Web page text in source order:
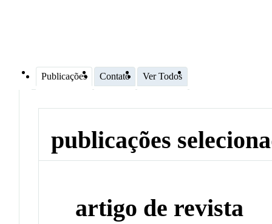
Publicações Contato Ver Todos
publicações
artigo de revista